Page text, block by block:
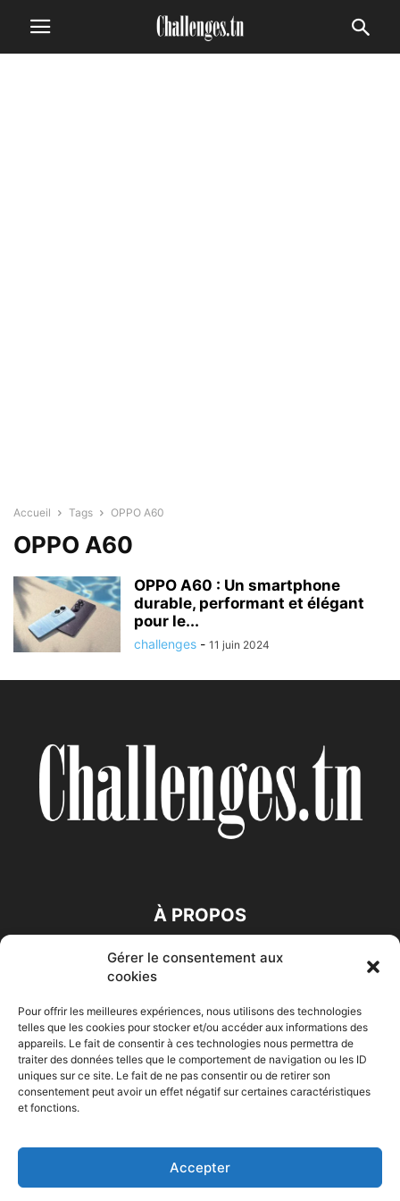
Gérer le consentement aux
cookies
Pour offrir les meilleures expériences, nous utilisons des technologies
telles que les cookies pour stocker et/ou accéder aux informations des
appareils. Le fait de consentir à ces technologies nous permettra de
traiter des données telles que le comportement de navigation ou les ID
uniques sur ce site. Le fait de ne pas consentir ou de retirer son
consentement peut avoir un effet négatif sur certaines caractéristiques
et fonctions.
Accepter
Accueil Tags OPPO A60
OPPO A60
OPPO A60 : Un smartphone
durable, performant et élégant
pour le...
challenges - 11 juin 2024
À PROPOS
SUIVEZ NOUS
Accueil Economie Entreprises Entrepreneur Afrique
HIGH-TECH Auto-Moto